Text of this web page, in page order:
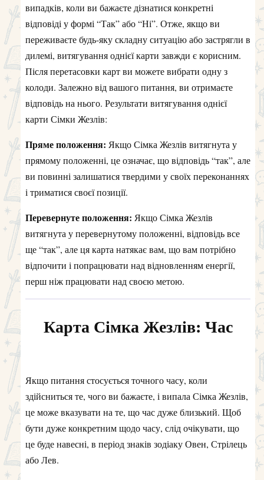
випадків, коли ви бажаєте дізнатися конкретні
відповіді у формі “Так” або “Ні”. Отже, якщо ви
переживаєте будь-яку складну ситуацію або застрягли в
дилемі, витягування однієї карти завжди є корисним.
Після перетасовки карт ви можете вибрати одну з
колоди. Залежно від вашого питання, ви отримаєте
відповідь на нього. Результати витягування однієї
карти Сімки Жезлів:
Пряме положення: Якщо Сімка Жезлів витягнута у
прямому положенні, це означає, що відповідь “так”, але
ви повинні залишатися твердими у своїх переконаннях
і триматися своєї позиції.
Перевернуте положення: Якщо Сімка Жезлів
витягнута у перевернутому положенні, відповідь все
ще “так”, але ця карта натякає вам, що вам потрібно
відпочити і попрацювати над відновленням енергії,
перш ніж працювати над своєю метою.
Карта Сімка Жезлів: Час
Якщо питання стосується точного часу, коли
здійсниться те, чого ви бажаєте, і випала Сімка Жезлів,
це може вказувати на те, що час дуже близький. Щоб
бути дуже конкретним щодо часу, слід очікувати, що
це буде навесні, в період знаків зодіаку Овен, Стрілець
або Лев.